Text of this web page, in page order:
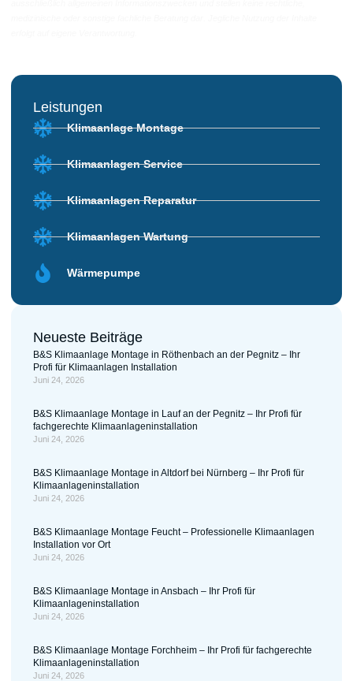
Leistungen
Klimaanlage Montage
Klimaanlagen Service
Klimaanlagen Reparatur
Klimaanlagen Wartung
Wärmepumpe
Neueste Beiträge
B&S Klimaanlage Montage in Röthenbach an der Pegnitz – Ihr
Profi für Klimaanlagen Installation
Juni 24, 2026
B&S Klimaanlage Montage in Lauf an der Pegnitz – Ihr Profi für
fachgerechte Klimaanlageninstallation
Juni 24, 2026
B&S Klimaanlage Montage in Altdorf bei Nürnberg – Ihr Profi für
Klimaanlageninstallation
Juni 24, 2026
B&S Klimaanlage Montage Feucht – Professionelle Klimaanlagen
Installation vor Ort
Juni 24, 2026
B&S Klimaanlage Montage in Ansbach – Ihr Profi für
Klimaanlageninstallation
Juni 24, 2026
B&S Klimaanlage Montage Forchheim – Ihr Profi für fachgerechte
Klimaanlageninstallation
Juni 24, 2026